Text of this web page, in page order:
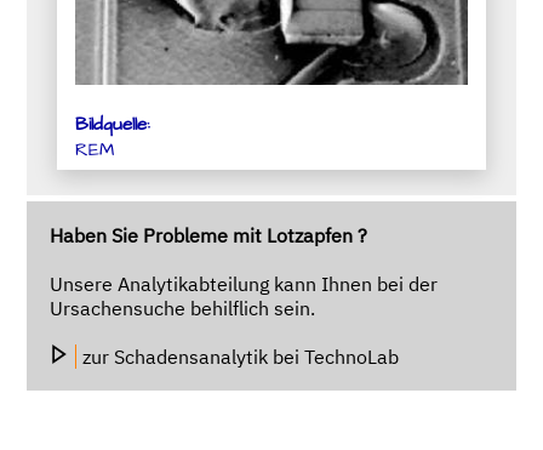
Bildquelle:
REM
Haben Sie Probleme mit Lotzapfen ?
Unsere Analytikabteilung kann Ihnen bei der
Ursachensuche behilflich sein.
zur Schadensanalytik bei TechnoLab